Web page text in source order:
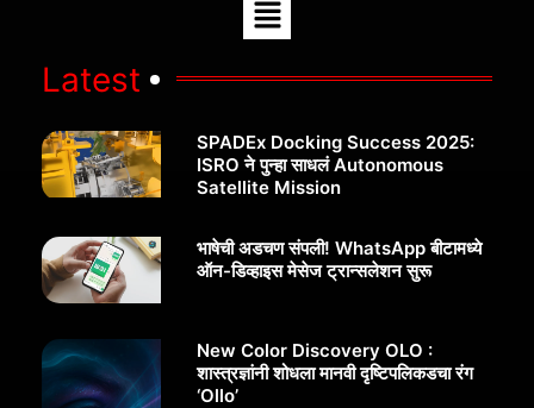
Latest
SPADEx Docking Success 2025:
ISRO ने पुन्हा साधलं Autonomous
Satellite Mission
भाषेची अडचण संपली! WhatsApp बीटामध्ये
ऑन-डिव्हाइस मेसेज ट्रान्सलेशन सुरू
New Color Discovery OLO :
शास्त्रज्ञांनी शोधला मानवी दृष्टिपलिकडचा रंग
‘Ollo’